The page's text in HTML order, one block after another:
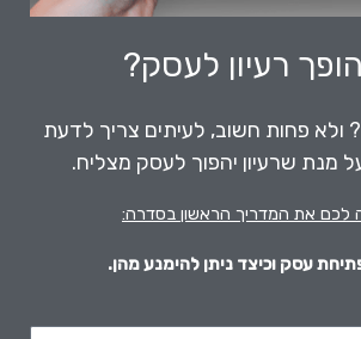
רעיון לעסק?
ולא פחות חשוב, לעיתים צריך לדעת
מנת שרעיון יהפוך לעסק מצליח.
לכם את המדריך הראשון בסדרה: